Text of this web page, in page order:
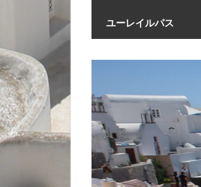
ユーレイルパス